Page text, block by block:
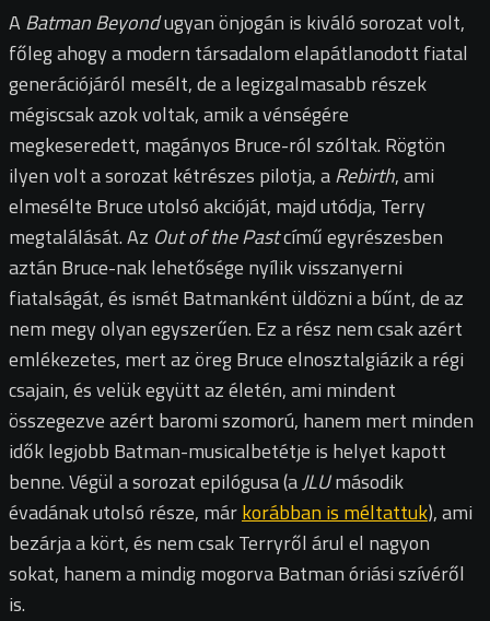
ABatman Beyondugyan önjogán is kiváló sorozat volt,
főleg ahogy a modern társadalom elapátlanodott fiatal
generációjáról mesélt, de a legizgalmasabb részek
mégiscsak azok voltak, amik a vénségére
megkeseredett, magányos Bruce-ról szóltak. Rögtön
ilyen volt a sorozat kétrészes pilotja, aRebirth, ami
elmesélte Bruce utolsó akcióját, majd utódja, Terry
megtalálását. Az Out of the Pastcímű egyrészesben
aztán Bruce-nak lehetősége nyílik visszanyerni
fiatalságát, és ismét Batmanként üldözni a bűnt, de az
nem megy olyan egyszerűen. Ez a rész nem csak azért
emlékezetes, mert az öreg Bruce elnosztalgiázik a régi
csajain, és velük együtt az életén, ami mindent
összegezve azért baromi szomorú, hanem mert minden
idők legjobb Batman-musicalbetétje is helyet kapott
benne. Végül a sorozat epilógusa (aJLUmásodik
évadának utolsó része, márkorábban is méltattuk), ami
bezárja a kört, és nem csak Terryről árul el nagyon
sokat, hanem a mindig mogorva Batman óriási szívéről
is.